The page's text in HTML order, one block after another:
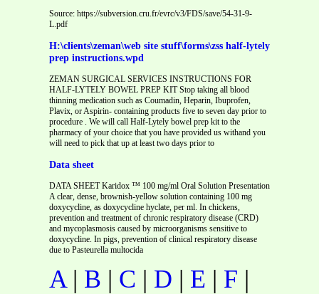
Source: https://subversion.cru.fr/evrc/v3/FDS/save/54-31-9-
L.pdf
H:\clients\zeman\web site stuff\forms\zss half-lytely
prep instructions.wpd
ZEMAN SURGICAL SERVICES INSTRUCTIONS FOR
HALF-LYTELY BOWEL PREP KIT Stop taking all blood
thinning medication such as Coumadin, Heparin, Ibuprofen,
Plavix, or Aspirin- containing products five to seven day prior to
procedure . We will call Half-Lytely bowel prep kit to the
pharmacy of your choice that you have provided us withand you
will need to pick that up at least two days prior to
Data sheet
DATA SHEET Karidox ™ 100 mg/ml Oral Solution Presentation
A clear, dense, brownish-yellow solution containing 100 mg
doxycycline, as doxycycline hyclate, per ml. In chickens,
prevention and treatment of chronic respiratory disease (CRD)
and mycoplasmosis caused by microorganisms sensitive to
doxycycline. In pigs, prevention of clinical respiratory disease
due to Pasteurella multocida
A| B | C | D | E | F |